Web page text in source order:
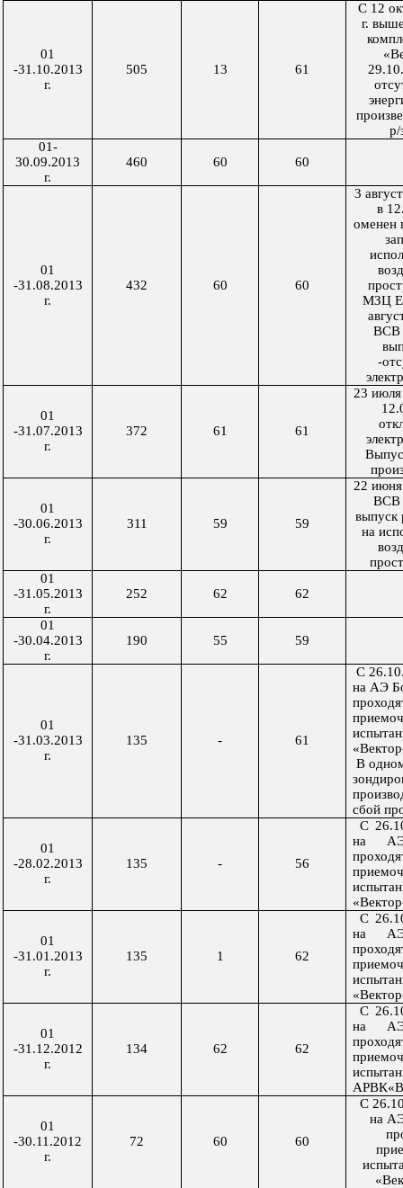
01
-31.10.2013
г.
505 13 61
C 12
г.
р/
01-
30.09.2013
г.
460 60 60
01
-31.08.2013
г.
432 60 60
3
в
оменен
МЗЦ
ВСВ
-
01
-31.07.2013
г.
372 61 61
23 июля
01
-30.06.2013
г.
311 59 59
22 июня
ВСВ
выпуск
на
01
-31.05.2013
г.
252 62 62
01
-30.04.2013
г.
190 55 59
01
-31.03.2013
г.
135 - 61
С
на АЭ
В
сбой
01
-28.02.2013
г.
135 - 56
С
на АЭ
01
-31.01.2013
г.
135 1 62
С
на АЭ
01
-31.12.2012
г.
134 62 62
С
на АЭ
01
-30.11.2012
г.
72 60 60
С
на